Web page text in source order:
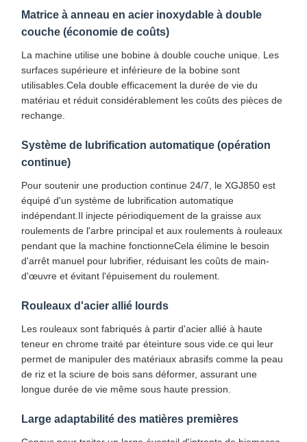
Matrice à anneau en acier inoxydable à double
couche (économie de coûts)
La machine utilise une bobine à double couche unique. Les
surfaces supérieure et inférieure de la bobine sont
utilisables.Cela double efficacement la durée de vie du
matériau et réduit considérablement les coûts des pièces de
rechange.
Système de lubrification automatique (opération
continue)
Pour soutenir une production continue 24/7, le XGJ850 est
équipé d'un système de lubrification automatique
indépendant.Il injecte périodiquement de la graisse aux
roulements de l'arbre principal et aux roulements à rouleaux
pendant que la machine fonctionneCela élimine le besoin
d'arrêt manuel pour lubrifier, réduisant les coûts de main-
d'œuvre et évitant l'épuisement du roulement.
Rouleaux d'acier allié lourds
Les rouleaux sont fabriqués à partir d'acier allié à haute
teneur en chrome traité par éteinture sous vide.ce qui leur
permet de manipuler des matériaux abrasifs comme la peau
de riz et la sciure de bois sans déformer, assurant une
longue durée de vie même sous haute pression.
Large adaptabilité des matières premières